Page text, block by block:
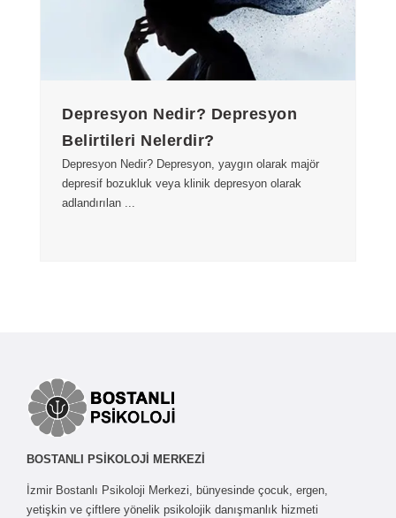
Depresyon Nedir? Depresyon
Belirtileri Nelerdir?
Depresyon Nedir? Depresyon, yaygın olarak majör
depresif bozukluk veya klinik depresyon olarak
adlandırılan ...
BOSTANLI PSİKOLOJİ MERKEZİ
İzmir Bostanlı Psikoloji Merkezi, bünyesinde çocuk, ergen,
yetişkin ve çiftlere yönelik psikolojik danışmanlık hizmeti